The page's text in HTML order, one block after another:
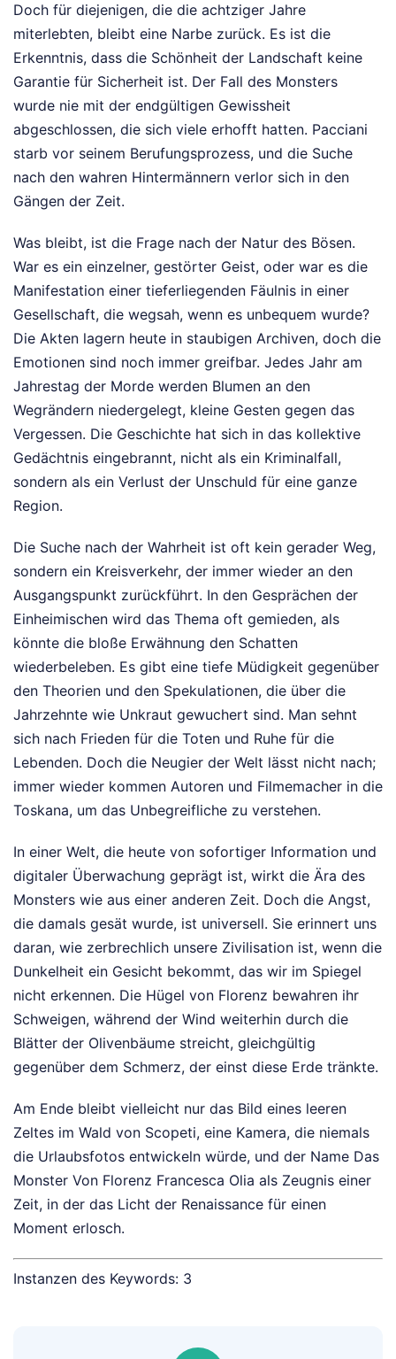
Doch für diejenigen, die die achtziger Jahre
miterlebten, bleibt eine Narbe zurück. Es ist die
Erkenntnis, dass die Schönheit der Landschaft keine
Garantie für Sicherheit ist. Der Fall des Monsters
wurde nie mit der endgültigen Gewissheit
abgeschlossen, die sich viele erhofft hatten. Pacciani
starb vor seinem Berufungsprozess, und die Suche
nach den wahren Hintermännern verlor sich in den
Gängen der Zeit.
Was bleibt, ist die Frage nach der Natur des Bösen.
War es ein einzelner, gestörter Geist, oder war es die
Manifestation einer tieferliegenden Fäulnis in einer
Gesellschaft, die wegsah, wenn es unbequem wurde?
Die Akten lagern heute in staubigen Archiven, doch die
Emotionen sind noch immer greifbar. Jedes Jahr am
Jahrestag der Morde werden Blumen an den
Wegrändern niedergelegt, kleine Gesten gegen das
Vergessen. Die Geschichte hat sich in das kollektive
Gedächtnis eingebrannt, nicht als ein Kriminalfall,
sondern als ein Verlust der Unschuld für eine ganze
Region.
Die Suche nach der Wahrheit ist oft kein gerader Weg,
sondern ein Kreisverkehr, der immer wieder an den
Ausgangspunkt zurückführt. In den Gesprächen der
Einheimischen wird das Thema oft gemieden, als
könnte die bloße Erwähnung den Schatten
wiederbeleben. Es gibt eine tiefe Müdigkeit gegenüber
den Theorien und den Spekulationen, die über die
Jahrzehnte wie Unkraut gewuchert sind. Man sehnt
sich nach Frieden für die Toten und Ruhe für die
Lebenden. Doch die Neugier der Welt lässt nicht nach;
immer wieder kommen Autoren und Filmemacher in die
Toskana, um das Unbegreifliche zu verstehen.
In einer Welt, die heute von sofortiger Information und
digitaler Überwachung geprägt ist, wirkt die Ära des
Monsters wie aus einer anderen Zeit. Doch die Angst,
die damals gesät wurde, ist universell. Sie erinnert uns
daran, wie zerbrechlich unsere Zivilisation ist, wenn die
Dunkelheit ein Gesicht bekommt, das wir im Spiegel
nicht erkennen. Die Hügel von Florenz bewahren ihr
Schweigen, während der Wind weiterhin durch die
Blätter der Olivenbäume streicht, gleichgültig
gegenüber dem Schmerz, der einst diese Erde tränkte.
Am Ende bleibt vielleicht nur das Bild eines leeren
Zeltes im Wald von Scopeti, eine Kamera, die niemals
die Urlaubsfotos entwickeln würde, und der Name Das
Monster Von Florenz Francesca Olia als Zeugnis einer
Zeit, in der das Licht der Renaissance für einen
Moment erlosch.
Instanzen des Keywords: 3